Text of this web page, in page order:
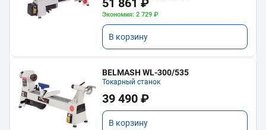
51 861 ₽
Экономия: 2 729 ₽
В корзину
BELMASH WL-300/535
Токарный станок
39 490 ₽
В корзину